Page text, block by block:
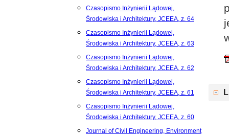
Czasopismo Inżynierii Lądowej,
Środowiska i Architektury, JCEEA, z. 64
Czasopismo Inżynierii Lądowej,
Środowiska i Architektury, JCEEA, z. 63
Czasopismo Inżynierii Lądowej,
Środowiska i Architektury, JCEEA, z. 62
Czasopismo Inżynierii Lądowej,
Środowiska i Architektury, JCEEA, z. 61
Czasopismo Inżynierii Lądowej,
Środowiska i Architektury, JCEEA, z. 60
Journal of Civil Engineering, Environment